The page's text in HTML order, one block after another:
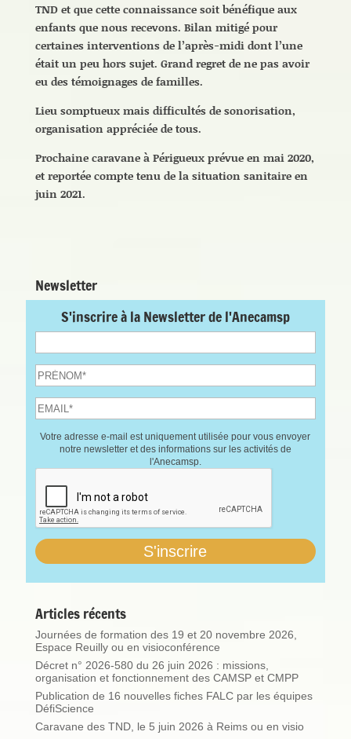
TND et que cette connaissance soit bénéfique aux
enfants que nous recevons. Bilan mitigé pour
certaines interventions de l’après-midi dont l’une
était un peu hors sujet. Grand regret de ne pas avoir
eu des témoignages de familles.
Lieu somptueux mais difficultés de sonorisation,
organisation appréciée de tous.
Prochaine caravane à Périgueux prévue en mai 2020,
et reportée compte tenu de la situation sanitaire en
juin 2021.
Newsletter
S'inscrire à la Newsletter de l'Anecamsp
Votre adresse e-mail est uniquement utilisée pour vous envoyer
notre newsletter et des informations sur les activités de
l'Anecamsp.
Articles récents
Journées de formation des 19 et 20 novembre 2026,
Espace Reuilly ou en visioconférence
Décret n° 2026-580 du 26 juin 2026 : missions,
organisation et fonctionnement des CAMSP et CMPP
Publication de 16 nouvelles fiches FALC par les équipes
DéfiScience
Caravane des TND, le 5 juin 2026 à Reims ou en visio